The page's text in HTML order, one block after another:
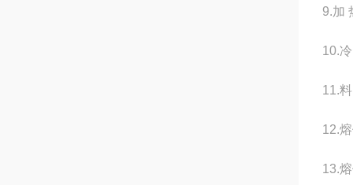
9.加
10.
11.
12.
13.